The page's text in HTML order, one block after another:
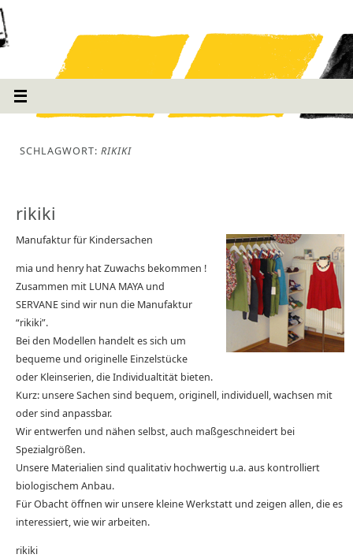
SCHLAGWORT: RIKIKI
rikiki
Manufaktur für Kindersachen
mia und henry hat Zuwachs bekommen !
Zusammen mit LUNA MAYA und
SERVANE sind wir nun die Manufaktur
“rikiki”.
Bei den Modellen handelt es sich um
bequeme und originelle Einzelstücke
oder Kleinserien, die Individualtität bieten.
Kurz: unsere Sachen sind bequem, originell, individuell, wachsen mit
oder sind anpassbar.
Wir entwerfen und nähen selbst, auch maßgeschneidert bei
Spezialgrößen.
Unsere Materialien sind qualitativ hochwertig u.a. aus kontrolliert
biologischem Anbau.
Für Obacht öffnen wir unsere kleine Werkstatt und zeigen allen, die es
interessiert, wie wir arbeiten.
rikiki